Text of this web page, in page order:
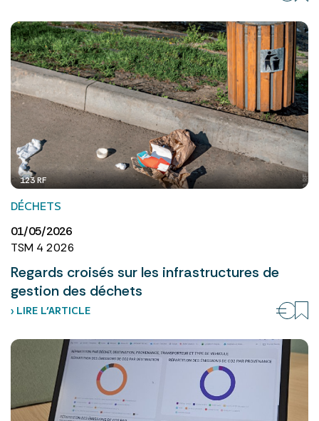
123 RF
DÉCHETS
01/05/2026
TSM 4 2026
Regards croisés sur les infrastructures de
gestion des déchets
› LIRE L’ARTICLE